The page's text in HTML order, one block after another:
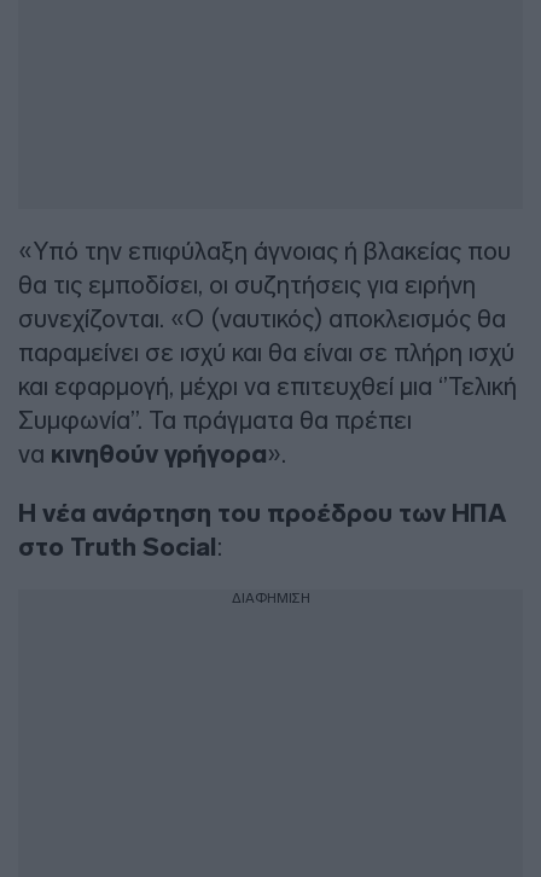
«Υπό την επιφύλαξη άγνοιας ή βλακείας που
θα τις εμποδίσει, οι συζητήσεις για ειρήνη
συνεχίζονται. «Ο (ναυτικός) αποκλεισμός θα
παραμείνει σε ισχύ και θα είναι σε πλήρη ισχύ
και εφαρμογή, μέχρι να επιτευχθεί μια ‘’Τελική
Συμφωνία’’. Τα πράγματα θα πρέπει
να κινηθούν γρήγορα».
Η νέα ανάρτηση του προέδρου των ΗΠΑ
στο Truth Social:
ΔΙΑΦΗΜΙΣΗ